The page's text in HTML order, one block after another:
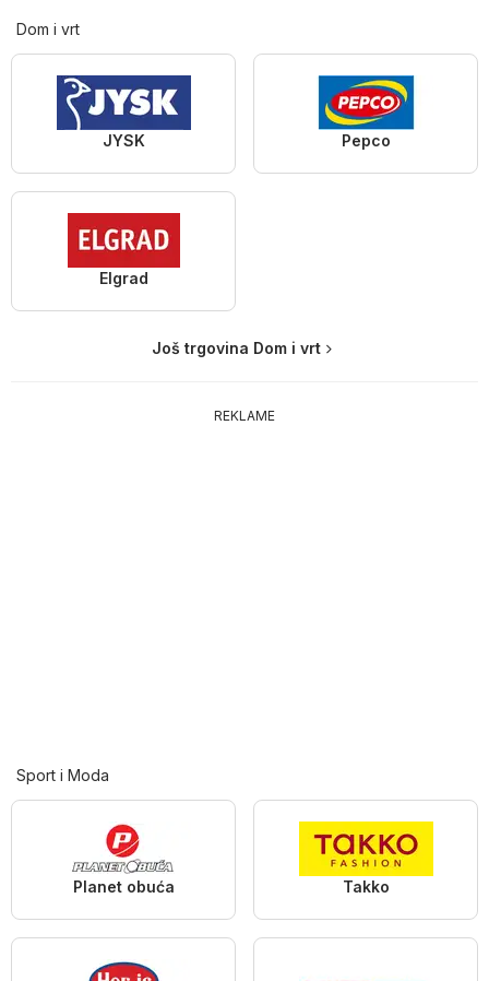
Dom i vrt
JYSK Pepco
Elgrad
Još trgovina Dom i vrt
REKLAME
Sport i Moda
Planet obuća Takko